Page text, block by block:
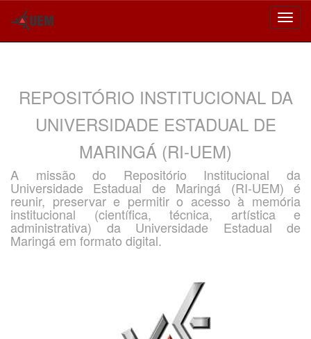
REPOSITÓRIO INSTITUCIONAL DA
UNIVERSIDADE ESTADUAL DE
MARINGÁ (RI-UEM)
A missão do Repositório Institucional da
Universidade Estadual de Maringá (RI-UEM) é
reunir, preservar e permitir o acesso à memória
institucional (científica, técnica, artística e
administrativa) da Universidade Estadual de
Maringá em formato digital.